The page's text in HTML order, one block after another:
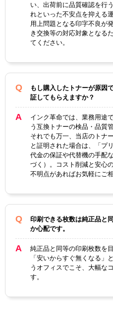
ICチッ
プ
製品タ
い、出荷前に品質確認を行
れといった不安点を抑える
用上問題となる印字不良が
き交換等の対応対象となる
てください。
もし購入したトナーが原因
証してもらえますか？
インク革命では、業務用途
う互換トナーの検品・品質
それでも万一、当店のトナ
と証明された場合は、「プ
代金の保証や代替機の手配
づく）。コスト削減と安心
不明点があればお気軽にご
印刷できる枚数は純正品と
か心配です。
純正品と同等の印刷枚数を
「安いからすぐ無くなる」
うオフィスでこそ、大幅な
す。